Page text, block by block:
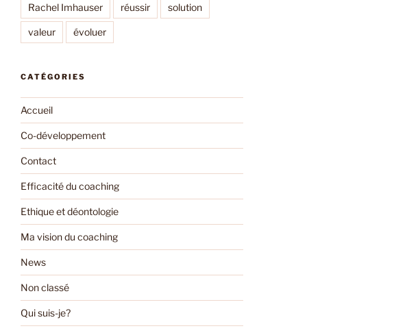
Rachel Imhauser réussir solution
valeur évoluer
CATÉGORIES
Accueil
Co-développement
Contact
Efficacité du coaching
Ethique et déontologie
Ma vision du coaching
News
Non classé
Qui suis-je?